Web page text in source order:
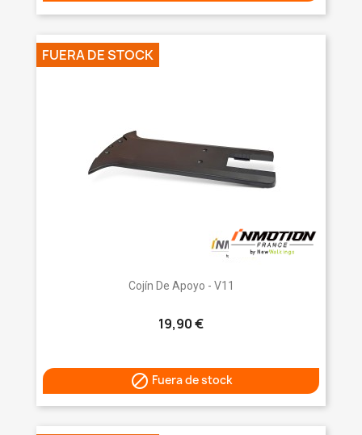
Cojín De Apoyo - V11
19,90 €
 Fuera de stock
FUERA DE STOCK